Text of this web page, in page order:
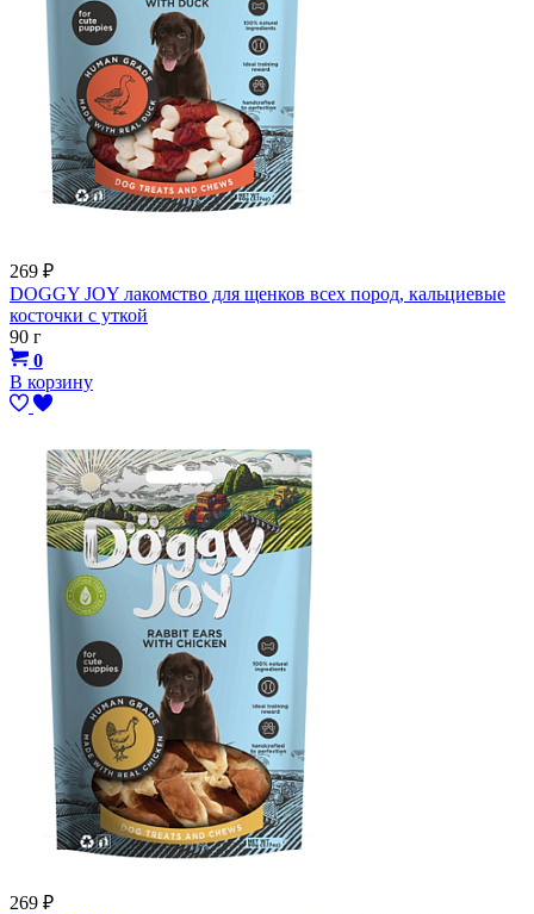
269 ₽
DOGGY JOY лакомство для щенков всех пород, кальциевые
косточки с уткой
90 г
0
В корзину
269 ₽